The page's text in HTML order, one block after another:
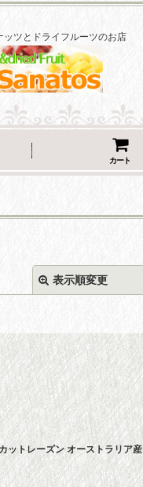
ッツとドライフルーツのお店
カート
表示順変更
絞り込む
ットレーズン オーストラリア産